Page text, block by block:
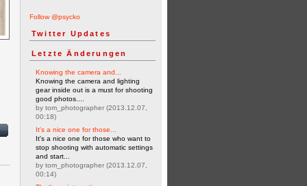
Follow @psycko
Twitter Updates
Letzte Änderungen
Knowing the camera and...
Knowing the camera and lighting
gear inside out is a must for shooting
good photos....
by tom_photographer (2013.12.07,
00:18)
It's a nice one for those...
It's a nice one for those who want to
stop shooting with automatic settings
and start...
by tom_photographer (2013.12.07,
00:14)